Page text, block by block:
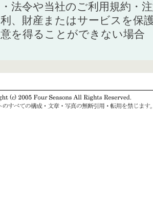
・法令や当社のご利用規約・
利、財産またはサービスを保
意を得ることができない場合